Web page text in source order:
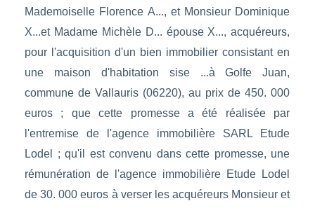
Mademoiselle Florence A..., et Monsieur Dominique
X...et Madame Michèle D... épouse X..., acquéreurs,
pour l'acquisition d'un bien immobilier consistant en
une maison d'habitation sise ...à Golfe Juan,
commune de Vallauris (06220), au prix de 450. 000
euros ; que cette promesse a été réalisée par
l'entremise de l'agence immobilière SARL Etude
Lodel ; qu'il est convenu dans cette promesse, une
rémunération de l'agence immobilière Etude Lodel
de 30. 000 euros à verser les acquéreurs Monsieur et